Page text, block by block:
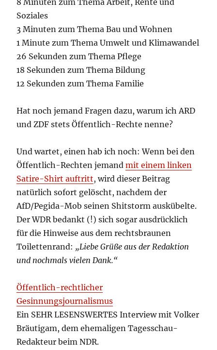
8 Minuten zum Thema Arbeit, Rente und
Soziales
3 Minuten zum Thema Bau und Wohnen
1 Minute zum Thema Umwelt und Klimawandel
26 Sekunden zum Thema Pflege
18 Sekunden zum Thema Bildung
12 Sekunden zum Thema Familie
Hat noch jemand Fragen dazu, warum ich ARD
und ZDF stets Öffentlich-Rechte nenne?
Und wartet, einen hab ich noch: Wenn bei den
Öffentlich-Rechten jemandmit einem linken
Satire-Shirt auftritt, wird dieser Beitrag
natürlich sofort gelöscht, nachdem der
AfD/Pegida-Mob seinen Shitstorm auskübelte.
Der WDR bedankt (!) sich sogar ausdrücklich
für die Hinweise aus dem rechtsbraunen
Toilettenrand: „Liebe Grüße aus der Redaktion
und nochmals vielen Dank.“
Öffentlich-rechtlicher
Gesinnungsjournalismus
Ein SEHR LESENSWERTES Interview mit Volker
Bräutigam, dem ehemaligen Tagesschau-
Redakteur beim NDR.